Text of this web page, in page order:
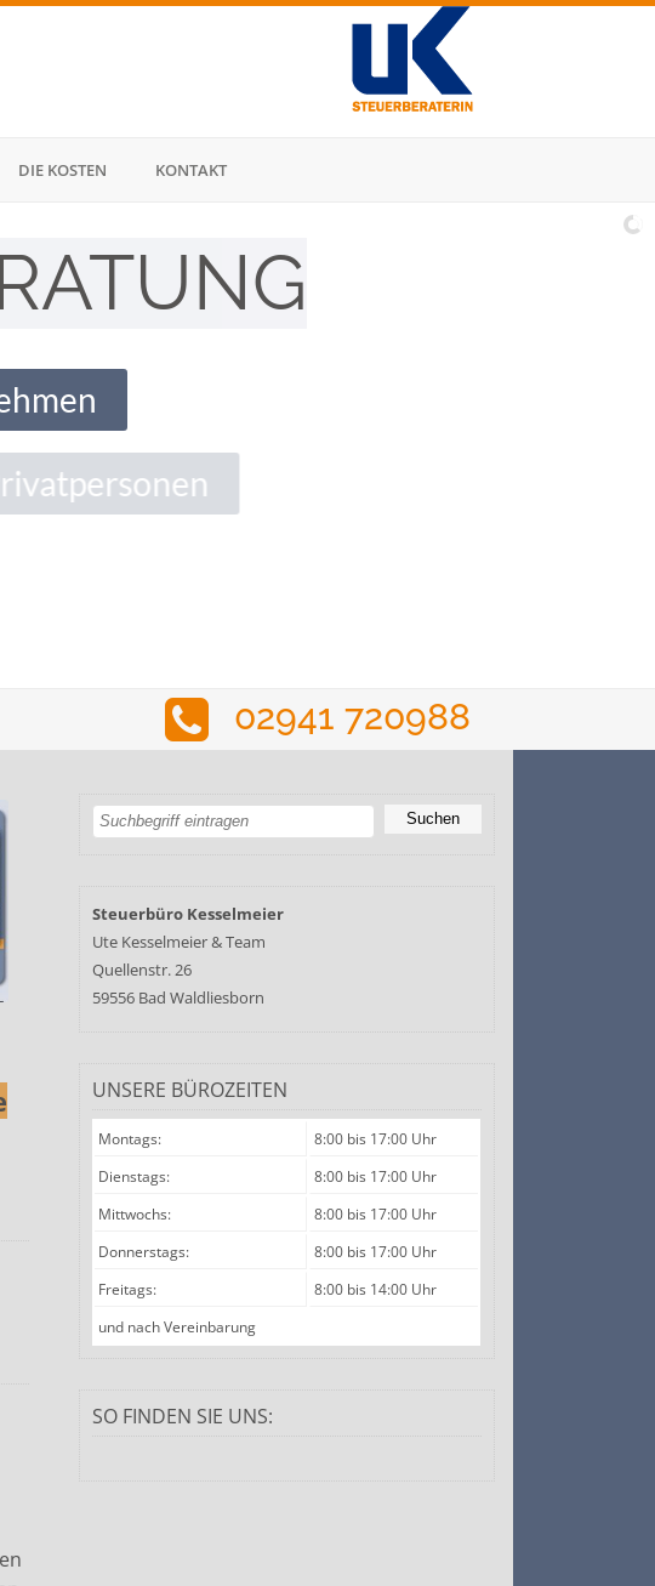
DIE KOSTEN KONTAKT
02941 720988
Steuerbüro Kesselmeier
Ute Kesselmeier & Team
Quellenstr. 26
59556 Bad Waldliesborn
UNSERE BÜROZEITEN
Montags:
8:00 bis 17:00 Uhr
Dienstags:
8:00 bis 17:00 Uhr
Mittwochs:
8:00 bis 17:00 Uhr
Donnerstags:
8:00 bis 17:00 Uhr
Freitags:
8:00 bis 14:00 Uhr
und nach Vereinbarung
SO FINDEN SIE UNS: